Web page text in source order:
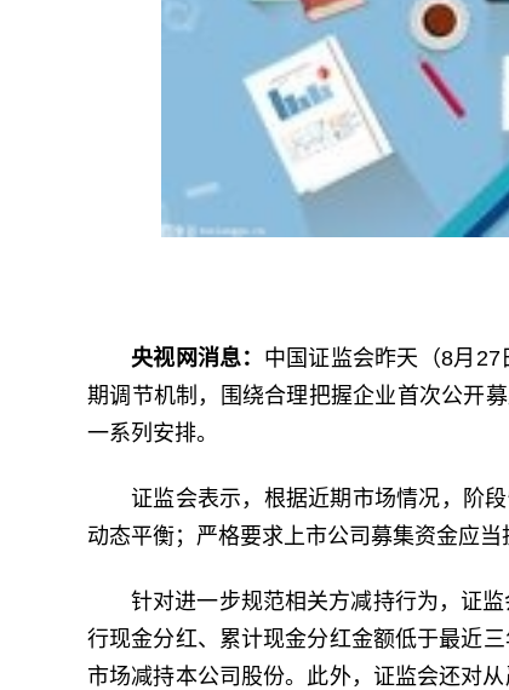
央视网消息： 中国证监会昨天（8月
期调节机制，围绕合理把握企业首次公开
一系列安排。
证监会表示，根据近期市场情况，阶
动态平衡；严格要求上市公司募集资金应当
针对进一步规范相关方减持行为，证
行现金分红、累计现金分红金额低于最近
市场减持本公司股份。此外，证监会还对